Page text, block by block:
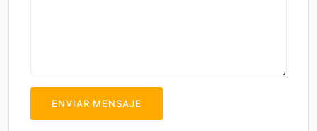
ENVIAR MENSAJE